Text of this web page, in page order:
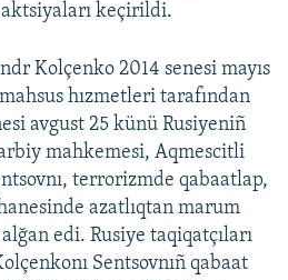
keçirildi.
Kolçenko 2014 senesi mayıs
hızmetleri tarafından
avgust 25 künü Rusiyeniñ
mahkemesi, Aqmescitli
terrorizmde qabaatlap,
azatlıqtan marum
edi. Rusiye taqiqatçıları
Sentsovnıñ qabaat